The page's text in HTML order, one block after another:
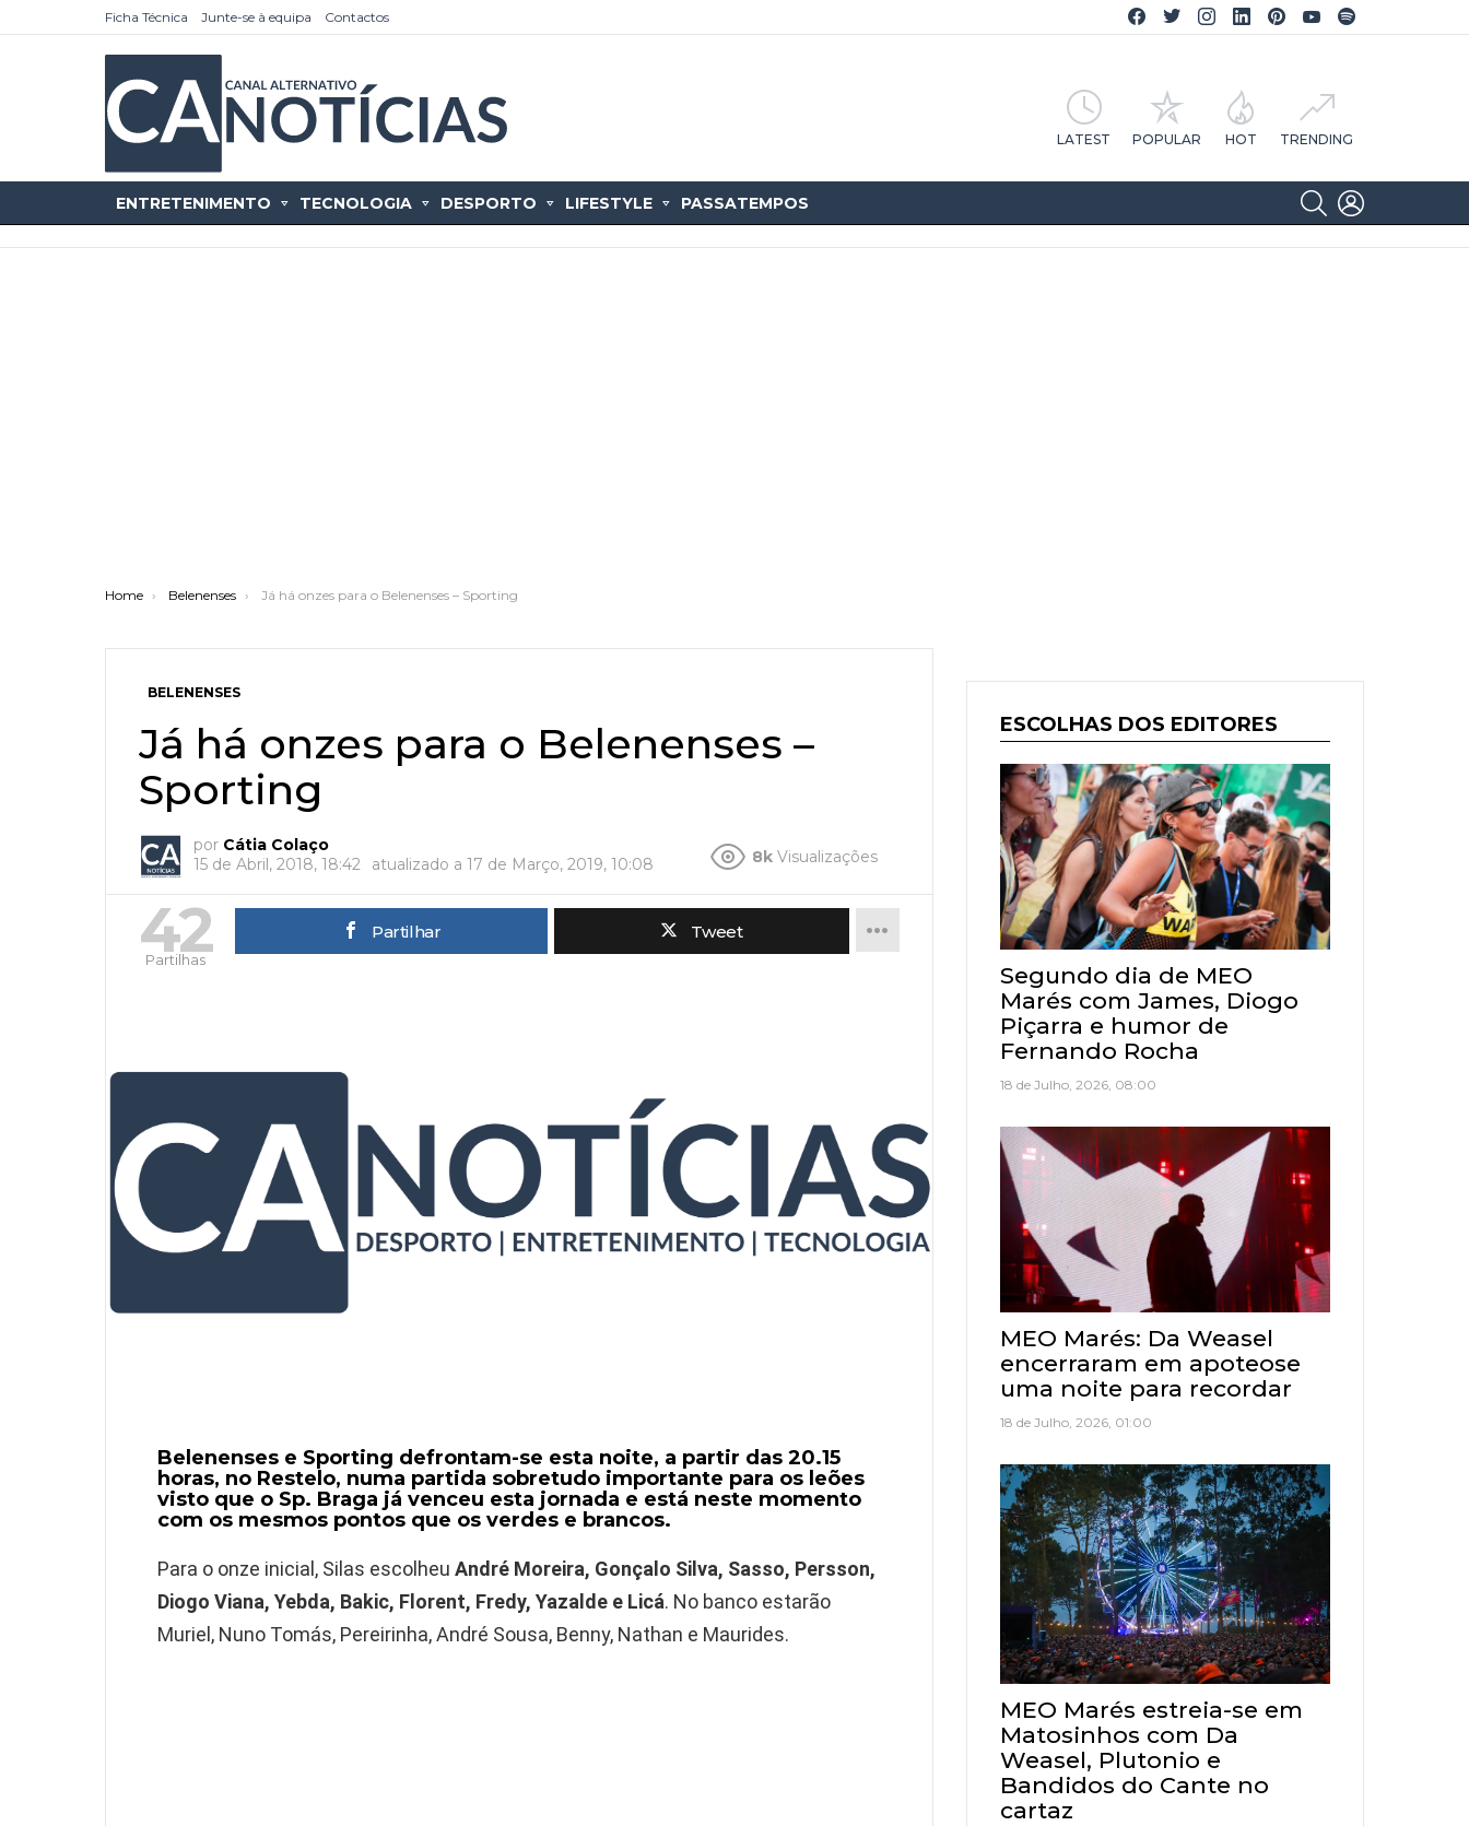
Ficha Técnica Junte-se à equipa Contactos
Facebook CA Notícias
Twitter CA Notícias
Instagram CA Notícias
Linkedin CA Notícias
Pinterest CA Notícias
YouTube CA Notícias
LATEST POPULAR HOT TRENDING
ENTRETENIMENTO TECNOLOGIA DESPORTO LIFESTYLE PASSATEMPOS
SEARCH
You are here:
Home Belenenses Já há onzes para o Belenenses – Sporting
BELENENSES
Já há onzes para o Belenenses –
Sporting
por Cátia Colaço
15 de Abril, 2018, 18:42
atualizado a 17 de Março, 2019, 10:08 8k Visualizações
42
Partilhas
Partilhar Tweet
Belenenses e Sporting defrontam-se esta noite, a partir das 20.15
horas, no Restelo, numa partida sobretudo importante para os leões
visto que o Sp. Braga já venceu esta jornada e está neste momento
com os mesmos pontos que os verdes e brancos.
Para o onze inicial, Silas escolheu André Moreira, Gonçalo Silva, Sasso, Persson,
Diogo Viana, Yebda, Bakic, Florent, Fredy, Yazalde e Licá. No banco estarão
Muriel, Nuno Tomás, Pereirinha, André Sousa, Benny, Nathan e Maurides.
ESCOLHAS DOS EDITORES
Segundo dia de MEO
Marés com James, Diogo
Piçarra e humor de
Fernando Rocha
18 de Julho, 2026, 08:00
MEO Marés: Da Weasel
encerraram em apoteose
uma noite para recordar
18 de Julho, 2026, 01:00
MEO Marés estreia-se em
Matosinhos com Da
Weasel, Plutonio e
Bandidos do Cante no
cartaz